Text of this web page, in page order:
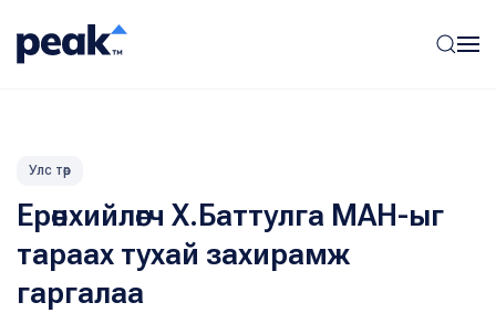
Улс төр
Ерөнхийлөгч Х.Баттулга МАН-ыг
тараах тухай захирамж
гаргалаа